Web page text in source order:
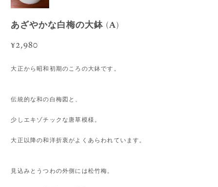
あざやかな白梅の大鉢 (A)
¥2,980
大正から昭和初期のころの大鉢です。
伝統的な和の白梅図と、
少しエキゾチックな唐草模様。
大正以降の和洋折衷がよくあらわれています。
見込みとうつわの外側には松竹梅。